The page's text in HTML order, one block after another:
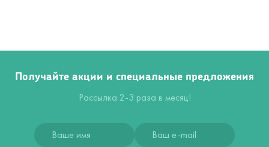
Получайте акции и специальные предложения
Рассылка 2-3 раза в месяц!